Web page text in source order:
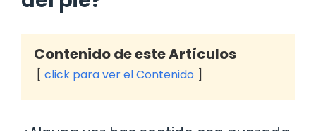
Contenido de este Artículos
click para ver el Contenido